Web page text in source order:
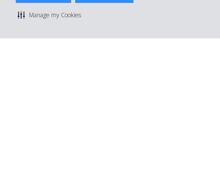
Manage my Cookies
Politique de confidentialité | Conditions d'utilisation du site |